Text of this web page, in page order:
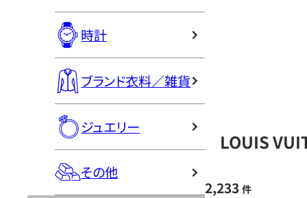
時計
ブランド衣料／雑貨
ジュエリー
その他
LOUIS
2,233 件